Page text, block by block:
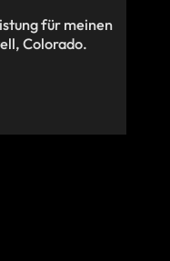
für meinen
Colorado.